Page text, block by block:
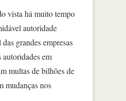
vista há muito tempo
autoridade
grandes empresas
em
multas de bilhões de
mudanças nos